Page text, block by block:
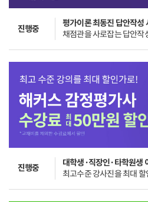
진행중
평가이론 최동진 답안작성
채점관을 사로잡는 답안작
진행중
대학생·직장인·타학원생
최고수준 강사진을 최대